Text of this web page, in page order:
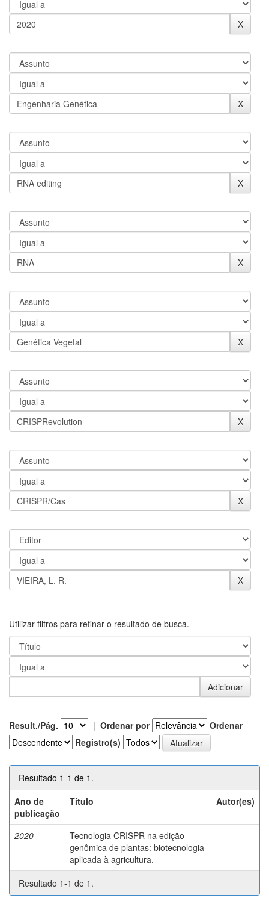
Utilizar filtros para refinar o resultado de busca.
Result./Pág. | Ordenar por
Ordenar
Registro(s)
Resultado 1-1 de 1.
Ano de
publicação
Título Autor(es)
2020
Tecnologia CRISPR na edição
genômica de plantas: biotecnologia
aplicada à agricultura.
-
Resultado 1-1 de 1.